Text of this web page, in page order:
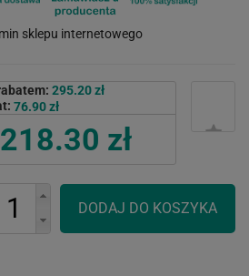
295.20 zł
76.90 zł
218.30 zł